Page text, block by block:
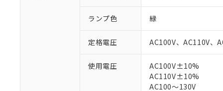
ランプ色 緑
定格電圧 AC100V、AC110V、
使用電圧
AC100V±10%
AC110V±10%
AC100～130V
ご利用条件
※1 対応状況
対応済み：EU
対応予定：EU
対応予定なし：
調査・確認中：
非該当品：ライセ
仕入先様の事情に
※1 中国